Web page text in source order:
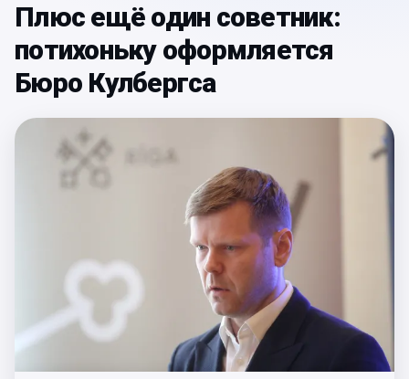
Плюс ещё один советник:
потихоньку оформляется
Бюро Кулбергса